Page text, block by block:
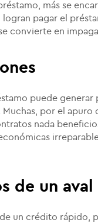
más se
logran pagar el
convierte en
puede generar
Muchas, por el apuro
nada
de un aval
un crédito rápido,